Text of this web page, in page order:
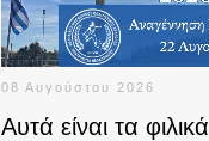
08 Αυγούστου 2026
Αυτά είναι τα φιλικά